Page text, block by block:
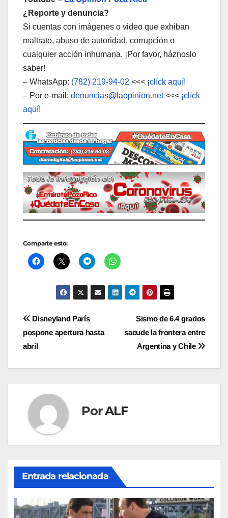
¿Reporte y denuncia?
Si cuentas con imágenes o video que exhiban
maltrato, abuso de autoridad, corrupción o
cualquier acción inhumana. ¡Por favor, háznoslo
saber!
– WhatsApp: (782) 219-94-02 <<< ¡clíck aquí!
– Por e-mail: denuncias@laopinion.net<<< ¡clíck
aquí!
Comparte esto:
Navegación
de
entradas
Sismo de 6.4 grados
sacude la frontera entre
Argentina y Chile
Disneyland París
pospone apertura hasta
abril
PorALF
Entrada relacionada